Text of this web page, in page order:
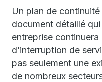
Un plan de
document détaillé
entreprise
d’interruption de
pas seulement une
de nombreux